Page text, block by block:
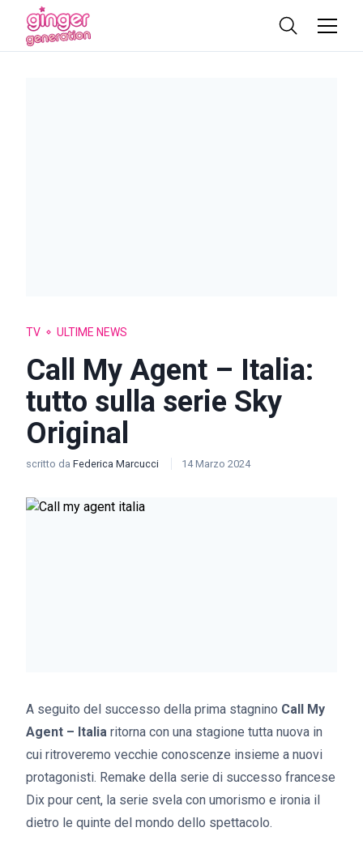
TV ULTIME NEWS
Call My Agent – Italia:
tutto sulla serie Sky
Original
scritto da Federica Marcucci 14 Marzo 2024
A seguito del successo della prima stagnino Call My
Agent – Italia ritorna con una stagione tutta nuova in
cui ritroveremo vecchie conoscenze insieme a nuovi
protagonisti. Remake della serie di successo francese
Dix pour cent, la serie svela con umorismo e ironia il
dietro le quinte del mondo dello spettacolo.